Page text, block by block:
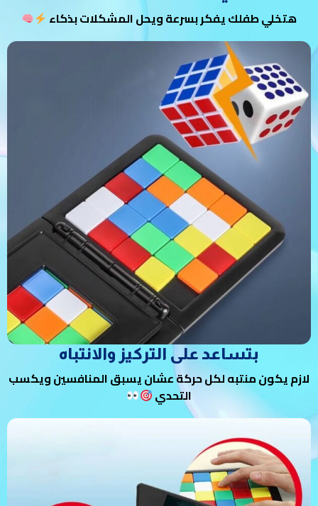
هتخلي طفلك يفكر بسرعة ويحل المشكلات بذكاء
بتساعد على التركيز والانتباه
لازم يكون منتبه لكل حركة عشان يسبق المنافسين ويكسب
التحدي